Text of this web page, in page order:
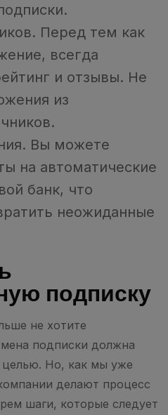
Перед тем как
всегда
и отзывы. Не
из
Вы можете
на автоматические
банк, что
неожиданные
подписку
не хотите
подписки должна
Но, как мы уже
делают процесс
шаги, которые следует